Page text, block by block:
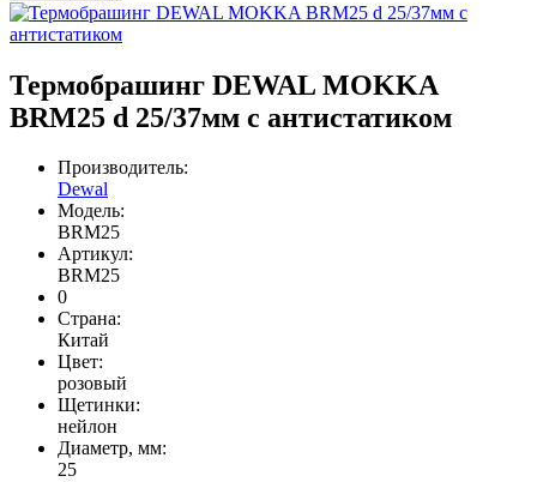
Термобрашинг DEWAL MOKKA
BRM25 d 25/37мм c антистатиком
Производитель:
Dewal
Модель:
BRM25
Артикул:
BRM25
0
Страна:
Китай
Цвет:
розовый
Щетинки:
нейлон
Диаметр, мм:
25